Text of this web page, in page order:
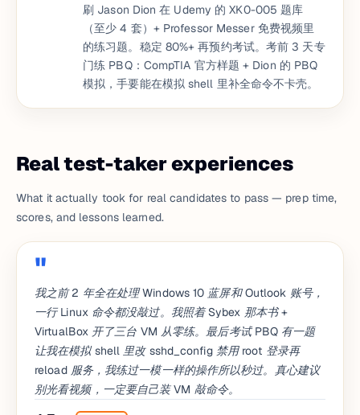
刷 Jason Dion 在 Udemy 的 XK0-005 题库
（至少 4 套）+ Professor Messer 免费视频里
的练习题。稳定 80%+ 再预约考试。考前 3 天专
门练 PBQ：CompTIA 官方样题 + Dion 的 PBQ
模拟，手要能在模拟 shell 里补全命令不卡壳。
Real test-taker experiences
What it actually took for real candidates to pass — prep time,
scores, and lessons learned.
我之前 2 年全在处理 Windows 10 蓝屏和 Outlook 账号，
一行 Linux 命令都没敲过。我照着 Sybex 那本书 +
VirtualBox 开了三台 VM 从零练。最后考试 PBQ 有一题
让我在模拟 shell 里改 sshd_config 禁用 root 登录再
reload 服务，我练过一模一样的操作所以秒过。真心建议
别光看视频，一定要自己装 VM 敲命令。